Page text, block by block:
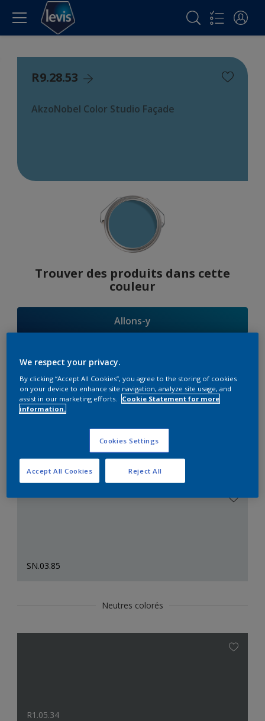
R9.28.53
AkzoNobel Color Studio Façade
Trouver des produits dans cette
couleur
Allons-y
Suggestions
d'Harmonies
Le Blanc Parfait
SN.03.85
Neutres colorés
R1.05.34
We respect your privacy.
By clicking “Accept All Cookies”, you agree to the storing of cookies
on your device to enhance site navigation, analyze site usage, and
assist in our marketing efforts.
Cookie Statement for more
information.
Cookies Settings
Reject All
Accept All Cookies